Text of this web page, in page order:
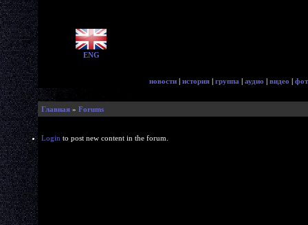
ENG
новости | история | группа | аудио | видео |
Главная » Forums
Login to post new content in the forum.